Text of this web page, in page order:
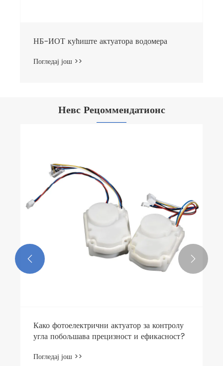
НБ-ИОТ кућиште актуатора водомера
Погледај још >>
Невс Рецоммендатионс
Како фотоелектрични актуатор за контролу
угла побољшава прецизност и ефикасност?
Погледај још >>
 